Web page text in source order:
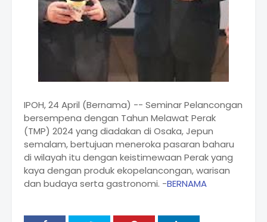
IPOH, 24 April (Bernama) -- Seminar Pelancongan
bersempena dengan Tahun Melawat Perak
(TMP) 2024 yang diadakan di Osaka, Jepun
semalam, bertujuan meneroka pasaran baharu
di wilayah itu dengan keistimewaan Perak yang
kaya dengan produk ekopelancongan, warisan
dan budaya serta gastronomi. -BERNAMA